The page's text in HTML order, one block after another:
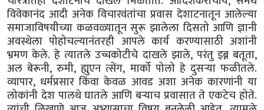
विवेकानंद आदी अनेक विचारवंतांचा प्रवास देशाटनातून आलेल्या
समाजाविषयीच्या कळवळ्यातून सुरू झालेला दिसतो आणि ज्ञानी
अवस्थेला पोहोचल्यानंतरही आपले कार्य करण्यासाठी अशांनी
भ्रमण केले. हे त्यातले उच्चकोटीचे दाखले झाले, परंतु इब्न बतूता,
अल बेरूनी, रुमी, ह्युएन त्सेंग, मार्को पोलो हे दुसऱ्या फळीतले.
व्यापार, धर्मप्रसार किंवा केवळ आवड अशा अनेक कारणांनी या
लोकांनी देश पालथे घातले आणि बऱ्याच प्रवासात ते एकटेच होते.